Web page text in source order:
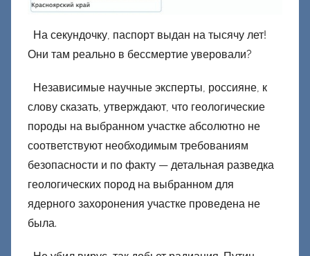
На секундочку, паспорт выдан на тысячу лет!
Они там реально в бессмертие уверовали?
Независимые научные эксперты, россияне, к
слову сказать, утверждают, что геологические
породы на выбранном участке абсолютно не
соответствуют необходимым требованиям
безопасности и по факту — детальная разведка
геологических пород на выбранном для
ядерного захоронения участке проведена не
была.